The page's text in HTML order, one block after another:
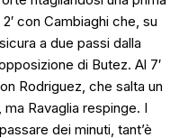
con Cambiaghi che, su
a due passi dalla
di Butez. Al 7′
Rodriguez, che salta un
Ravaglia respinge. I
dei minuti, tant’è